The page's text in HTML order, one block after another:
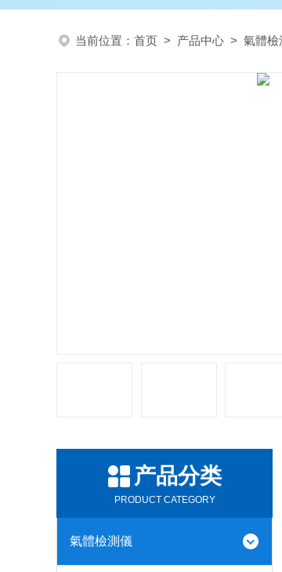
当前位置： 首页 > 产品中心 > 氣體檢
产品分类
PRODUCT CATEGORY
氣體檢測儀